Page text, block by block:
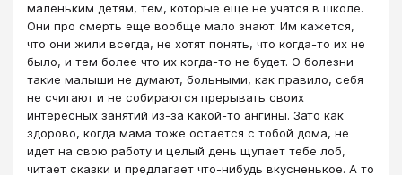
маленьким детям, тем, которые еще не учатся в школе.
Они про смерть еще вообще мало знают. Им кажется,
что они жили всегда, не хотят понять, что когда-то их не
было, и тем более что их когда-то не будет. О болезни
такие малыши не думают, больными, как правило, себя
не считают и не собираются прерывать своих
интересных занятий из-за какой-то ангины. Зато как
здорово, когда мама тоже остается с тобой дома, не
идет на свою работу и целый день щупает тебе лоб,
читает сказки и предлагает что-нибудь вкусненькое. А то